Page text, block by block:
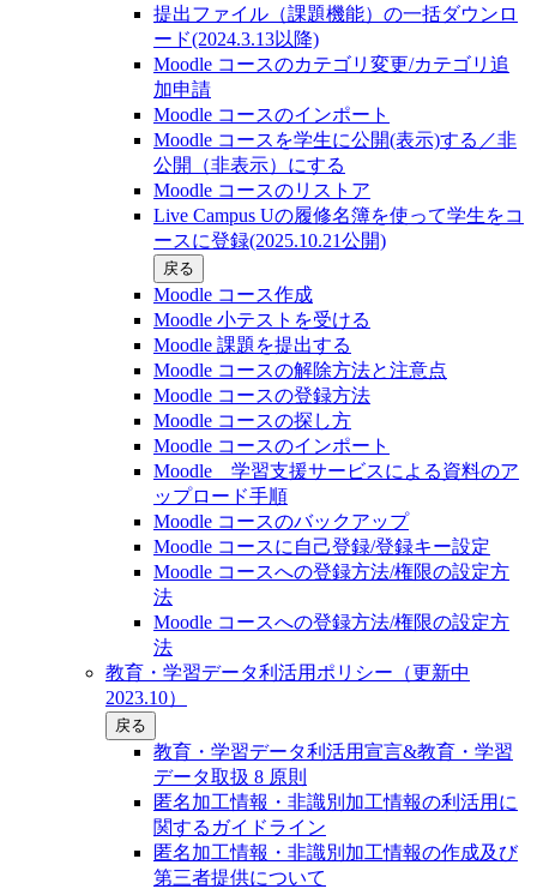
提出ファイル（課題機能）の一括ダウンロ
ード(2024.3.13以降)
Moodle コースのカテゴリ変更/カテゴリ追
加申請
Moodle コースのインポート
Moodle コースを学生に公開(表示)する／非
公開（非表示）にする
Moodle コースのリストア
Live Campus Uの履修名簿を使って学生をコ
ースに登録(2025.10.21公開)
戻る
Moodle コース作成
Moodle 小テストを受ける
Moodle 課題を提出する
Moodle コースの解除方法と注意点
Moodle コースの登録⽅法
Moodle コースの探し⽅
Moodle コースのインポート
Moodle 学習支援サービスによる資料のア
ップロード手順
Moodle コースのバックアップ
Moodle コースに自己登録/登録キー設定
Moodle コースへの登録方法/権限の設定方
法
Moodle コースへの登録方法/権限の設定方
法
教育・学習データ利活用ポリシー（更新中
2023.10）
戻る
教育・学習データ利活用宣言&教育・学習
データ取扱 8 原則
匿名加工情報・非識別加工情報の利活用に
関するガイドライン
匿名加工情報・非識別加工情報の作成及び
第三者提供について